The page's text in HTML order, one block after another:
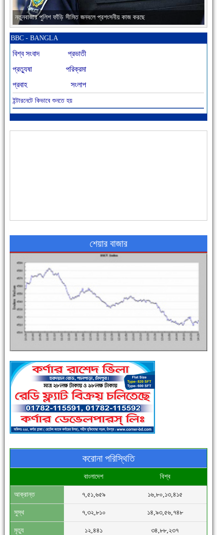
নতুনবাজার পুলিশ ফাঁড়ি সীমিত জনবলে প্রশংসনীয় কাজ করছে
আজ বিশিষ্ট শিক্ষাবিদ এ.টি. আহমেদ হোসাইন রুশদীর ৪৬তম মৃত্যুবার্ষিকী
এক সপ্তাহে শনাক্ত বেড়েছে ৫৫%, মৃত্যু ৪৬%
পুলিশ সদস্যদের জন্যে এসপির মৌসুমি ফল উপহার
সিগমা ওয়েল ইন্ডাস্ট্রির মেকানিক ও গ্রাহক সভা
BBC - BANGLA
বিশ্ব সংবাদ
প্রভাতী
প্রত্যুষা
পরিক্রমা
প্রবাহ
সংলাপ
ইন্টারনেটে কিভাবে শুনতে হয়
শেয়ার বাজার
করোনা পরিস্থিতি
বাংলাদেশ বিশ্ব
আক্রান্ত ৭,৫১,৬৫৯ ১৬,৮০,১৩,৪১৫
সুস্থ ৭,৩২,৮১০ ১৪,৯৩,৫৬,৭৪৮
মৃত্যু ১২,৪৪১ ৩৪,৮৮,২৩৭